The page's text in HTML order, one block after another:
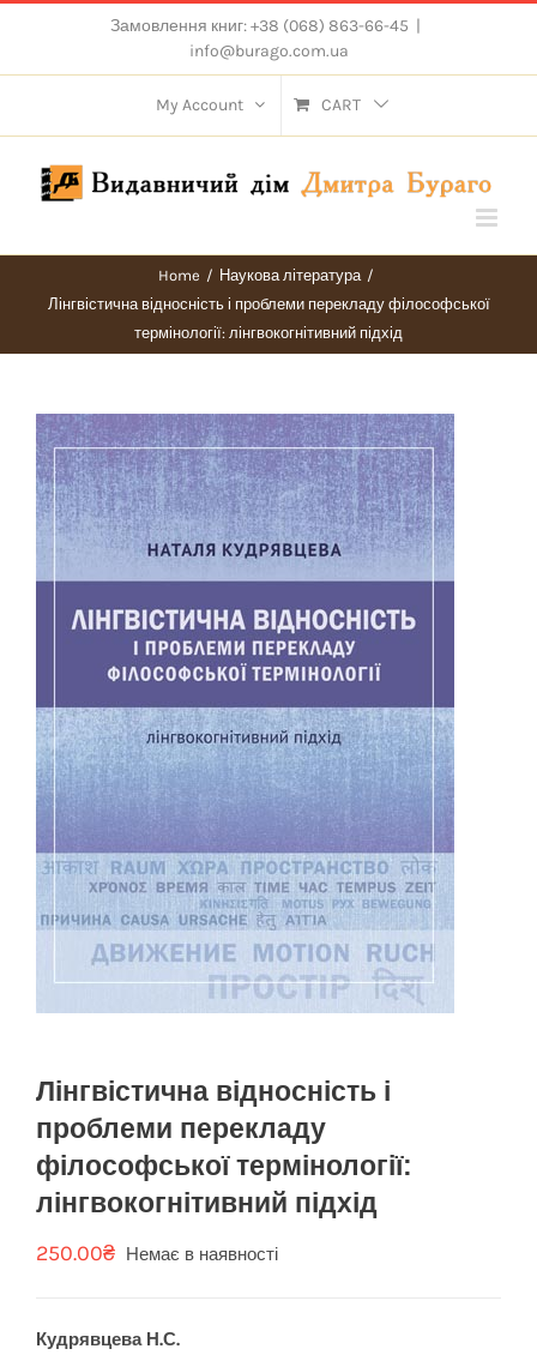
content
Замовлення книг: +38 (068) 863-66-45 |
info@burago.com.ua
My Account CART
Home / Наукова література /
Лінгвістична відносність і проблеми перекладу філософської
термінології: лінгвокогнітивний підхід
Лінгвістична відносність і
проблеми перекладу
філософської термінології:
лінгвокогнітивний підхід
250.00₴ Немає в наявності
Кудрявцева Н.С.